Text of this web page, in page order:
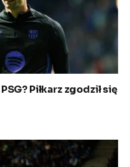
Piłkarz zgodził się